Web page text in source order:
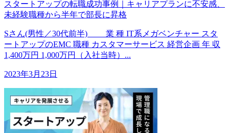
スタートアップの転職成功事例｜キャリアプランに不安感、
未経験職種から半年で部長に昇格
Sさん(男性／30代前半) 業 種 IT系メガベンチャー スタ
ートアップのEMC 職種 カスタマーサービス 経営企画 年 収
1,400万円 1,000万円（入社当時）...
2023年3月23日